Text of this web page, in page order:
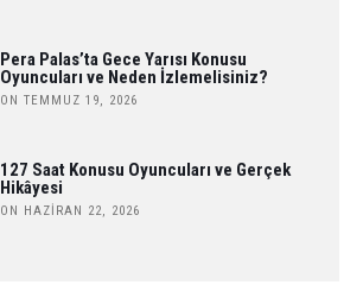
Pera Palas’ta Gece Yarısı Konusu
Oyuncuları ve Neden İzlemelisiniz?
ON TEMMUZ 19, 2026
127 Saat Konusu Oyuncuları ve Gerçek
Hikâyesi
ON HAZIRAN 22, 2026